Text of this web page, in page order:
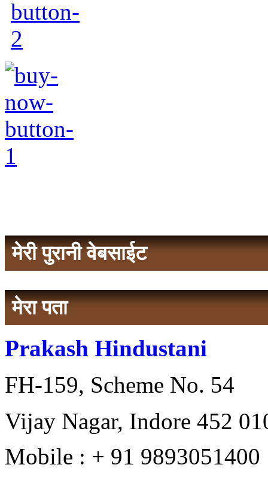
मेरी पुरानी वेबसाईट
मेरा पता
Prakash Hindustani
FH-159, Scheme No. 54
Vijay Nagar, Indore 452
Mobile : + 91 9893051400